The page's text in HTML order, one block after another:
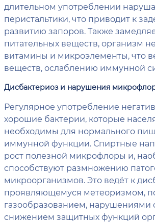
длительном употреблении
перистальтики, что приводит к
развитию запоров. Также
питательных веществ, организм
витамины и микроэлементы, что
веществ, ослаблению иммунной
Дисбактериоз и нарушения
Регулярное употребление
хорошие бактерии, которые
необходимы для нормального
иммунной функции. Спиртные
рост полезной микрофлоры и,
способствуют размножению
микроорганизмов. Это ведёт к
проявляющемуся метеоризмом,
газообразованием, нарушениями
снижением защитных функций